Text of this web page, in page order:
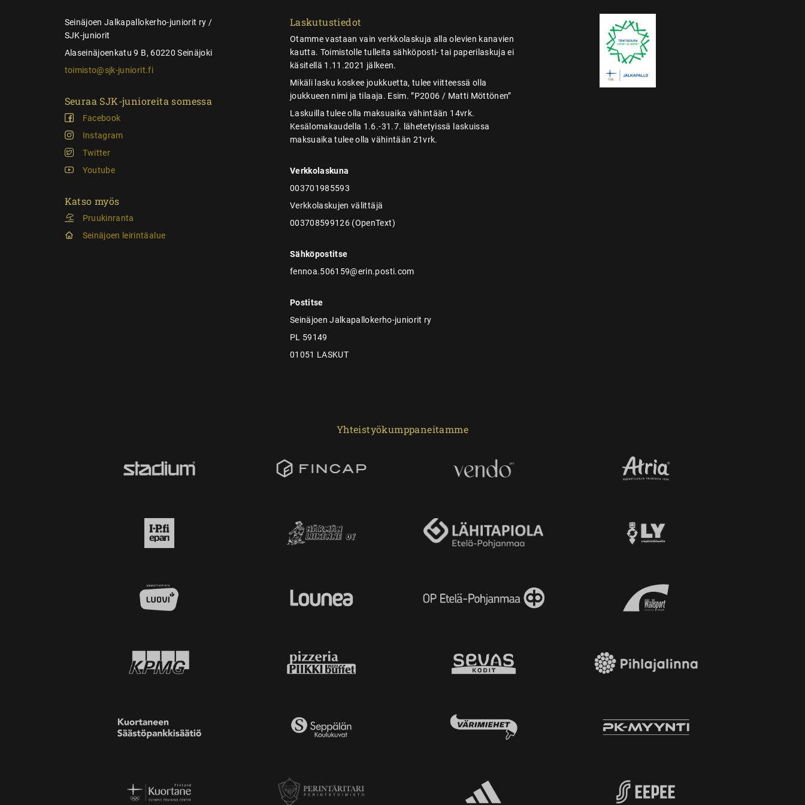
Seinäjoen Jalkapallokerho-juniorit ry /
SJK-juniorit
Alaseinäjoenkatu 9 B, 60220 Seinäjoki
toimisto@sjk-juniorit.fi
Seuraa SJK-junioreita somessa
Facebook
Instagram
Twitter
Youtube
Katso myös
Pruukinranta
Seinäjoen leirintäalue
Laskutustiedot
Otamme vastaan vain verkkolaskuja alla olevien kanavien
kautta. Toimistolle tulleita sähköposti- tai paperilaskuja ei
käsitellä 1.11.2021 jälkeen.
Mikäli lasku koskee joukkuetta, tulee viitteessä olla
joukkueen nimi ja tilaaja. Esim. ”P2006 / Matti Möttönen”
Laskuilla tulee olla maksuaika vähintään 14vrk.
Kesälomakaudella 1.6.-31.7. lähetetyissä laskuissa
maksuaika tulee olla vähintään 21vrk.
Verkkolaskuna
003701985593
Verkkolaskujen välittäjä
003708599126 (OpenText)
Sähköpostitse
fennoa.506159@erin.posti.com
Postitse
Seinäjoen Jalkapallokerho-juniorit ry
PL 59149
01051 LASKUT
Yhteistyökumppaneitamme